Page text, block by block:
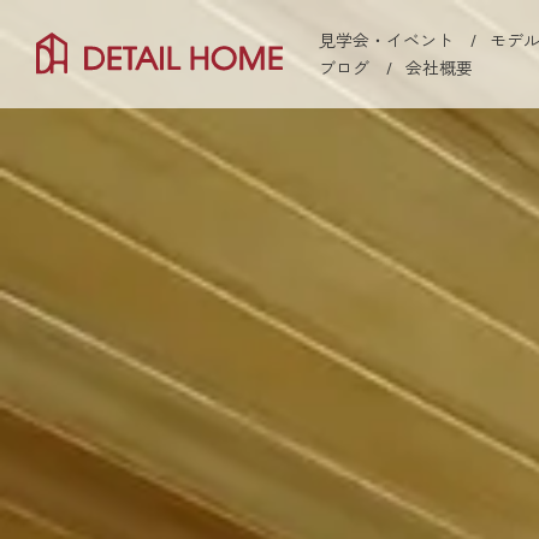
見学会・イベント
モデ
ブログ
会社概要